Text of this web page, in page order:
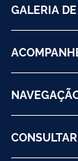
GALERIA